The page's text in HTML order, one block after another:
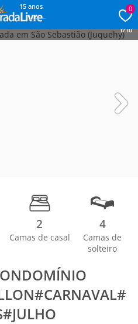
15 anos 0
1/10
2
Camas de casal
4
Camas de
solteiro